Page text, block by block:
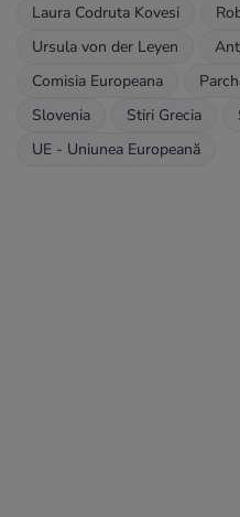
Laura Codruta Kovesi
Ursula von der Leyen
Comisia Europeana
Slovenia
Stiri Grecia
UE - Uniunea Europeană